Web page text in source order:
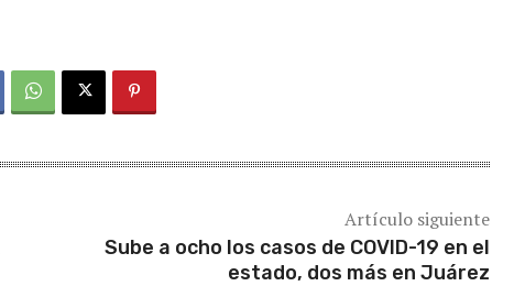
Artículo siguiente
Sube a ocho los casos de COVID-19 en el
estado, dos más en Juárez